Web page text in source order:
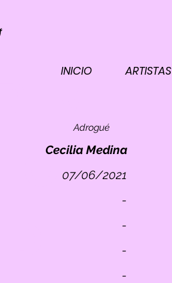
INICIO ARTISTAS
TO
Adrogué
Cecilia Medina
07/06/2021
-
-
-
-